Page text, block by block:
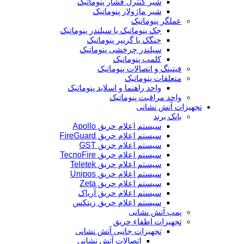
شیر کنترل فشار پنوماتیک
شیر ماژولار پنوماتیک
عملگر پنوماتیک
جک پنوماتیک یا سیلندر پنوماتیک
چنگک یا گریپر پنوماتیک
سیلندر چرخشی پنوماتیک
کلمپ پنوماتیک
فیتینگ و اتصالات پنوماتیک
متعلقات پنوماتیک
واحد راهنما و اسلاید پنوماتیک
واحد مراقبت پنوماتیک
تجهیزات آتش نشانی
بانک برند
سیستم اعلام حریق Apollo
سیستم اعلام حریق FireGuard
سیستم اعلام حریق GST
سیستم اعلام حریق TecnoFire
سیستم اعلام حریق Teletek
سیستم اعلام حریق Unipos
سیستم اعلام حریق Zeta
سیستم اعلام حریق آریاک
سیستم اعلام حریق زیتکس
پمپ آتش نشانی
تجهیزات اطفاء حریق
تجهیزات جانبی آتش نشانی
اتصالات آتش نشانی